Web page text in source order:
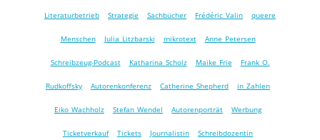
Literaturbetrieb Strategie Sachbücher Frédéric Valin queere
Menschen Julia Litzbarski mikrotext Anne Petersen
Schreibzeug-Podcast Katharina Scholz Maike Frie Frank O.
Rudkoffsky Autorenkonferenz Catherine Shepherd in Zahlen
Eiko Wachholz Stefan Wendel Autorenporträt Werbung
Ticketverkauf Tickets Journalistin Schreibdozentin